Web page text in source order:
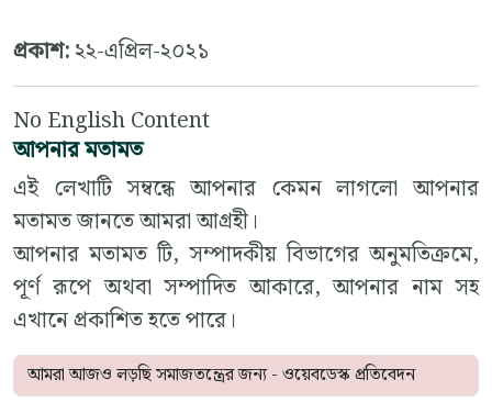
প্রকাশ:২২-এপ্রিল-২০২১
No English Content
আপনার মতামত
এই লেখাটি সম্বন্ধে আপনার কেমন লাগলো আপনার
মতামত জানতে আমরা আগ্রহী।
আপনার মতামত টি, সম্পাদকীয় বিভাগের অনুমতিক্রমে,
পূর্ণ রূপে অথবা সম্পাদিত আকারে, আপনার নাম সহ
এখানে প্রকাশিত হতে পারে।